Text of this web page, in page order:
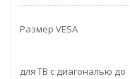
Размер VESA
для ТВ с диагональю до